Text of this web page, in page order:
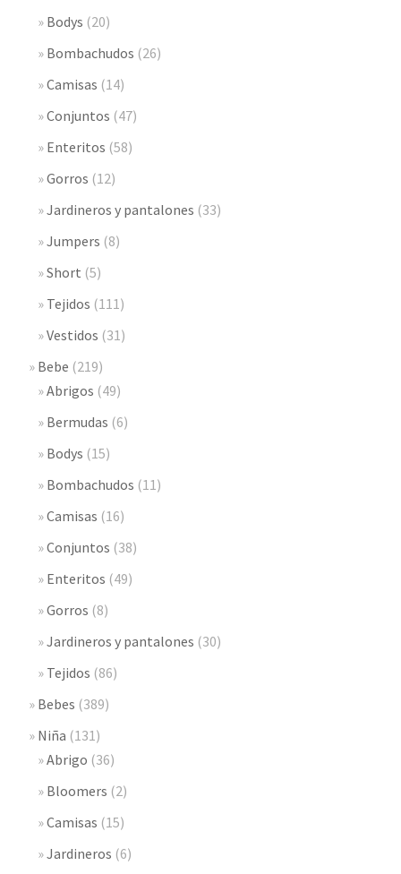
Bodys (20)
Bombachudos (26)
Camisas (14)
Conjuntos (47)
Enteritos (58)
Gorros (12)
Jardineros y pantalones (33)
Jumpers (8)
Short (5)
Tejidos (111)
Vestidos (31)
Bebe (219)
Abrigos (49)
Bermudas (6)
Bodys (15)
Bombachudos (11)
Camisas (16)
Conjuntos (38)
Enteritos (49)
Gorros (8)
Jardineros y pantalones (30)
Tejidos (86)
Bebes (389)
Niña (131)
Abrigo (36)
Bloomers (2)
Camisas (15)
Jardineros (6)